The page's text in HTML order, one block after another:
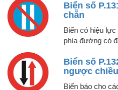
Biển số
chẵn
Biển có hiệu
phía đường có
Biển số
ngược
Biển báo cho